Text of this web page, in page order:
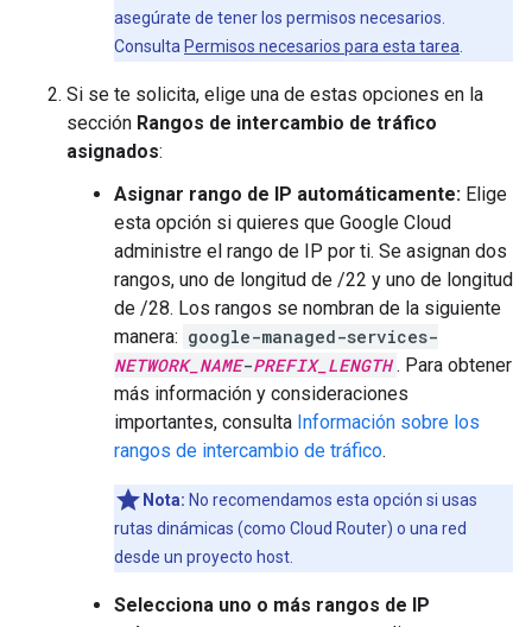
asegúrate de tener los permisos necesarios.
Consulta Permisos necesarios para esta tarea
Si se te solicita, elige una de estas opciones en la
sección Rangos de intercambio de tráfico
asignados:
Asignar rango de IP automáticamente: Elige
esta opción si quieres que Google Cloud
administre el rango de IP por ti. Se asignan dos
rangos, uno de longitud de /22 y uno de longitud
de /28. Los rangos se nombran de la siguiente
manera: google-managed-services-
NETWORK_NAME-PREFIX_LENGTH . Para obtener
más información y consideraciones
importantes, consulta Información sobre los
rangos de intercambio de tráfico.
Nota: No recomendamos esta opción si usas
rutas dinámicas (como Cloud Router) o una red
desde un proyecto host.
Selecciona uno o más rangos de IP